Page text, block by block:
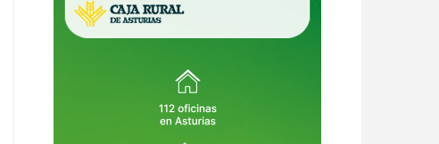
El crimen de Llanes destapa una